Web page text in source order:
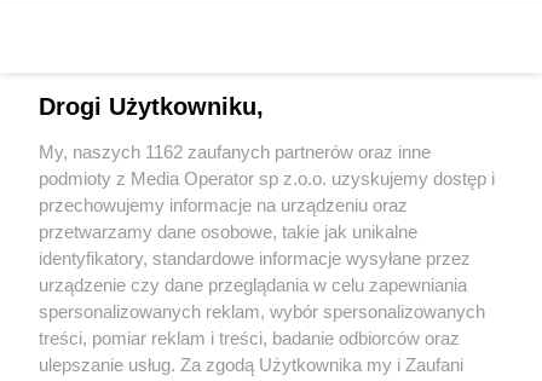
Wydawca mediówlokalnych
Nie zapomnij
zapoznać się z:
polityką prywatności regulamin korzystania z portali
Twojemiasto Skontaktuj się z nami
Drogi Użytkowniku,
My, naszych 1162 zaufanych partnerów oraz inne
podmioty z Media Operator sp z.o.o. uzyskujemy dostęp i
przechowujemy informacje na urządzeniu oraz
przetwarzamy dane osobowe, takie jak unikalne
identyfikatory, standardowe informacje wysyłane przez
urządzenie czy dane przeglądania w celu zapewniania
spersonalizowanych reklam, wybór spersonalizowanych
treści, pomiar reklam i treści, badanie odbiorców oraz
ulepszanie usług. Za zgodą Użytkownika my i Zaufani